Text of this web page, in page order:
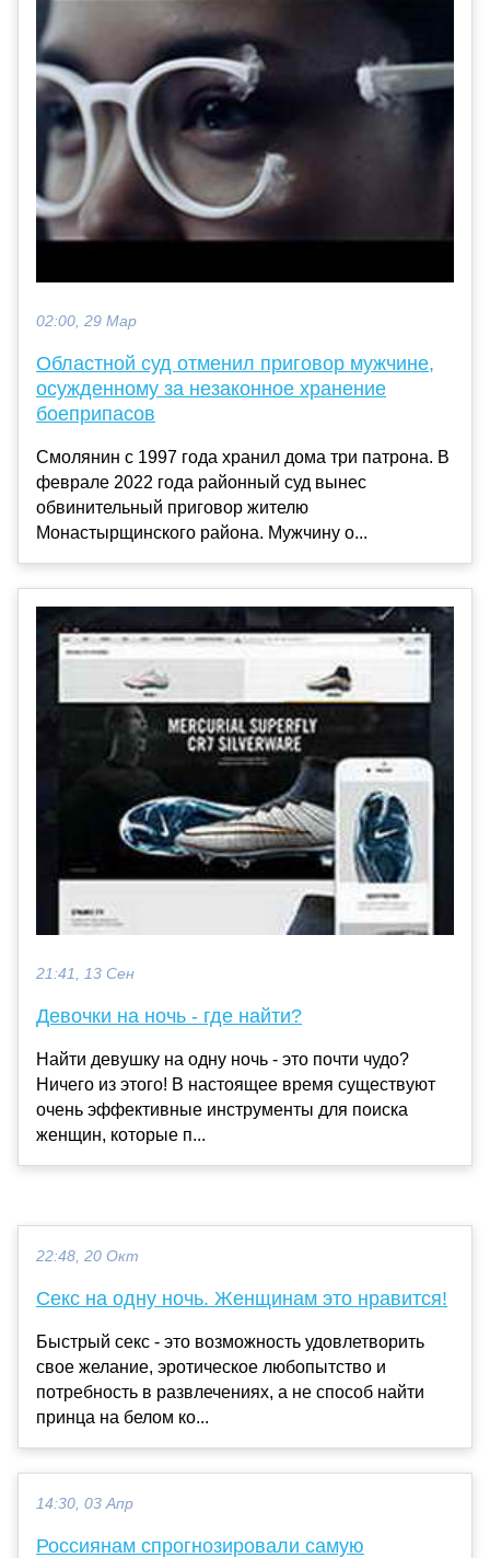
02:00, 29 Мар
Областной суд отменил приговор мужчине,
осужденному за незаконное хранение
боеприпасов
Смолянин с 1997 года хранил дома три патрона. В
феврале 2022 года районный суд вынес
обвинительный приговор жителю
Монастырщинского района. Мужчину о...
21:41, 13 Сен
Девочки на ночь - где найти?
Найти девушку на одну ночь - это почти чудо?
Ничего из этого! В настоящее время существуют
очень эффективные инструменты для поиска
женщин, которые п...
22:48, 20 Окт
Секс на одну ночь. Женщинам это нравится!
Быстрый секс - это возможность удовлетворить
свое желание, эротическое любопытство и
потребность в развлечениях, а не способ найти
принца на белом ко...
14:30, 03 Апр
Россиянам спрогнозировали самую